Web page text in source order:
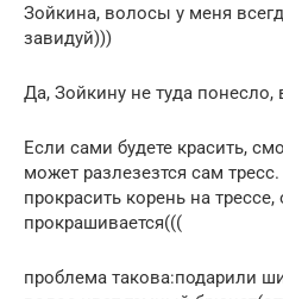
Зойкина, волосы у меня
завидуй)))
Да, Зойкину не туда понесло,
Если сами будете красить,
может разлезезтся сам
прокрасить корень на
прокрашивается(((
проблема такова:подарили